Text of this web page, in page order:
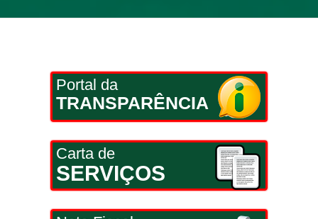
Portal da
TRANSPARÊNCIA
Carta de
SERVIÇOS